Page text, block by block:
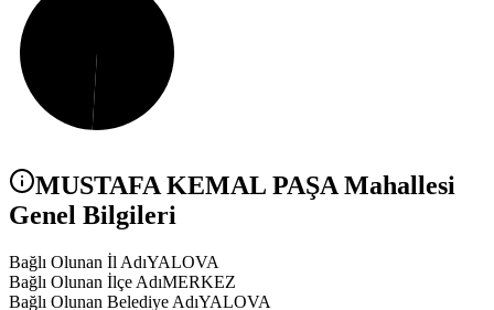
MUSTAFA KEMAL PAŞAMahallesi
Genel Bilgileri
Bağlı Olunan İl AdıYALOVA
Bağlı Olunan İlçe AdıMERKEZ
Bağlı Olunan Belediye AdıYALOVA